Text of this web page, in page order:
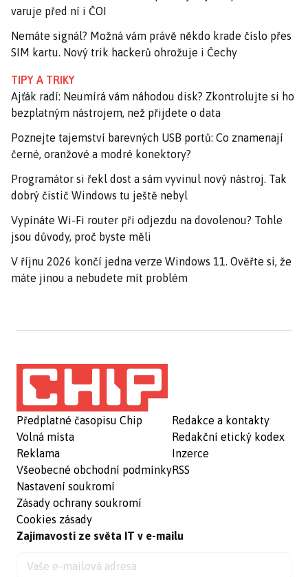
varuje před ní i ČOI
Nemáte signál? Možná vám právě někdo krade číslo přes
SIM kartu. Nový trik hackerů ohrožuje i Čechy
TIPY A TRIKY
Ajťák radí: Neumírá vám náhodou disk? Zkontrolujte si ho
bezplatným nástrojem, než přijdete o data
Poznejte tajemství barevných USB portů: Co znamenají
černé, oranžové a modré konektory?
Programátor si řekl dost a sám vyvinul nový nástroj. Tak
dobrý čistič Windows tu ještě nebyl
Vypínáte Wi-Fi router při odjezdu na dovolenou? Tohle
jsou důvody, proč byste měli
V říjnu 2026 končí jedna verze Windows 11. Ověřte si, že
máte jinou a nebudete mít problém
Předplatné časopisu Chip
Volná místa
Reklama
Všeobecné obchodní podmínky
Nastavení soukromí
Zásady ochrany soukromí
Cookies zásady
Redakce a kontakty
Redakční etický kodex
Inzerce
RSS
Zajímavosti ze světa IT v e-mailu